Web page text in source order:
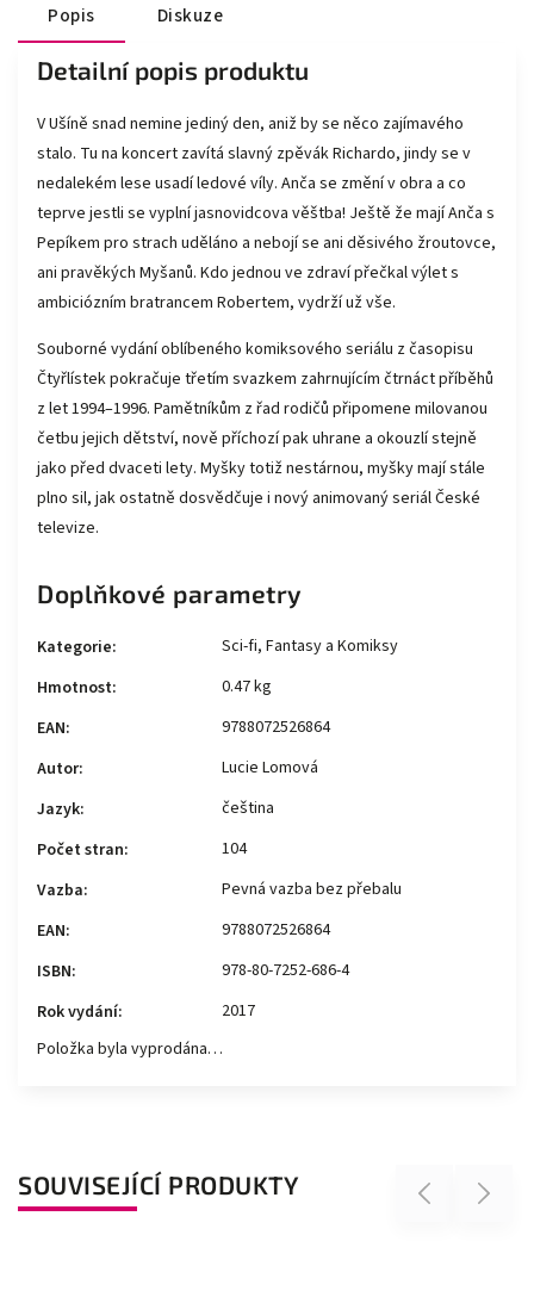
Popis Diskuze
Detailní popis produktu
V Ušíně snad nemine jediný den, aniž by se něco zajímavého
stalo. Tu na koncert zavítá slavný zpěvák Richardo, jindy se v
nedalekém lese usadí ledové víly. Anča se změní v obra a co
teprve jestli se vyplní jasnovidcova věštba! Ještě že mají Anča s
Pepíkem pro strach uděláno a nebojí se ani děsivého žroutovce,
ani pravěkých Myšanů. Kdo jednou ve zdraví přečkal výlet s
ambiciózním bratrancem Robertem, vydrží už vše.
Souborné vydání oblíbeného komiksového seriálu z časopisu
Čtyřlístek pokračuje třetím svazkem zahrnujícím čtrnáct příběhů
z let 1994–1996. Pamětníkům z řad rodičů připomene milovanou
četbu jejich dětství, nově příchozí pak uhrane a okouzlí stejně
jako před dvaceti lety. Myšky totiž nestárnou, myšky mají stále
plno sil, jak ostatně dosvědčuje i nový animovaný seriál České
televize.
Doplňkové parametry
Kategorie:
Sci-fi, Fantasy a Komiksy
Hmotnost:
0.47 kg
EAN:
9788072526864
Autor:
Lucie Lomová
Jazyk:
čeština
Počet stran:
104
Vazba:
Pevná vazba bez přebalu
EAN:
9788072526864
ISBN:
978-80-7252-686-4
Rok vydání:
2017
Položka byla vyprodána…
SOUVISEJÍCÍ PRODUKTY Previous Next